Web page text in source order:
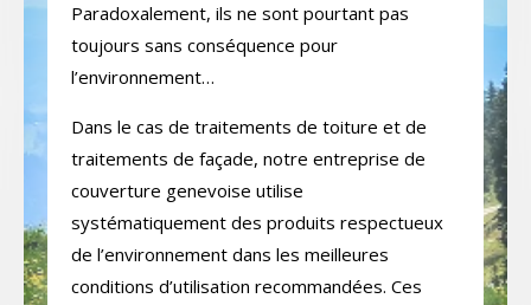
Paradoxalement, ils ne sont pourtant pas
toujours sans conséquence pour
l’environnement…
Dans le cas de traitements de toiture et de
traitements de façade, notre entreprise de
couverture genevoise utilise
systématiquement des produits respectueux
de l’environnement dans les meilleures
conditions d’utilisation recommandées. Ces